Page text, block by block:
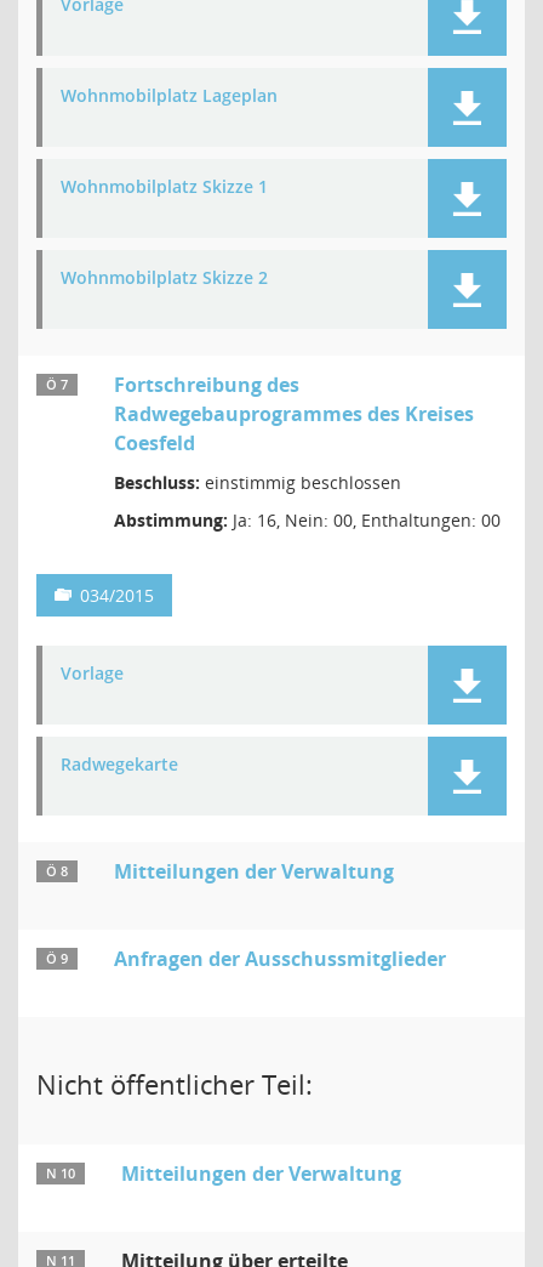
Wohnmobilplatz Lageplan
Wohnmobilplatz Skizze 1
Wohnmobilplatz Skizze 2
Ö 7
Fortschreibung des
Radwegebauprogrammes des Kreises
Coesfeld
Beschluss: einstimmig beschlossen
Abstimmung: Ja: 16, Nein: 00, Enthaltungen: 00
034/2015
Vorlage
Radwegekarte
Ö 8 Mitteilungen der Verwaltung
Ö 9 Anfragen der Ausschussmitglieder
Nicht öffentlicher Teil:
N 10 Mitteilungen der Verwaltung
N 11 Mitteilung über erteilte